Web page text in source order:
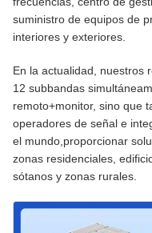
suministro de equipos de
interiores y exteriores.
En la actualidad, nuestros
12 subbandas
remoto+monitor, sino que
operadores de señal e
el mundo,proporcionar
zonas residenciales,
sótanos y zonas rurales.